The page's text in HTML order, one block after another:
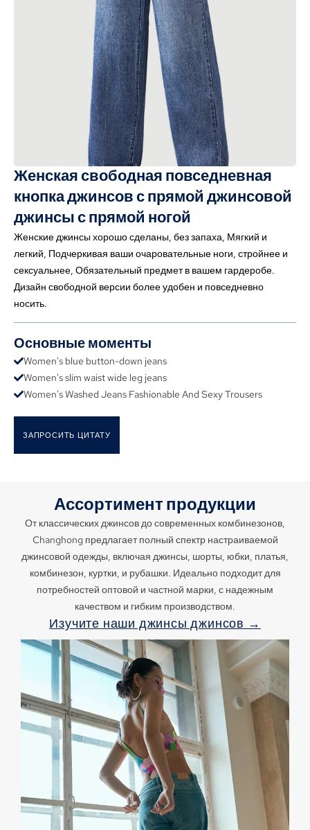
Женская свободная повседневная
кнопка джинсов с прямой джинсовой
джинсы с прямой ногой
Женские джинсы хорошо сделаны, без запаха, Мягкий и
легкий, Подчеркивая ваши очаровательные ноги, стройнее и
сексуальнее, Обязательный предмет в вашем гардеробе.
Дизайн свободной версии более удобен и повседневно
носить.
Основные моменты
Women's blue button-down jeans
Women's slim waist wide leg jeans
Women's Washed Jeans Fashionable And Sexy Trousers
ЗАПРОСИТЬ ЦИТАТУ
Ассортимент продукции
От классических джинсов до современных комбинезонов,
Changhong предлагает полный спектр настраиваемой
джинсовой одежды, включая джинсы, шорты, юбки, платья,
комбинезон, куртки, и рубашки. Идеально подходит для
потребностей оптовой и частной марки, с надежным
качеством и гибким производством.
Изучите наши джинсы джинсов →